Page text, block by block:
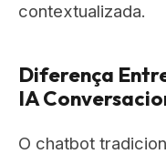
contextualizada.
Diferença
IA
O chatbot